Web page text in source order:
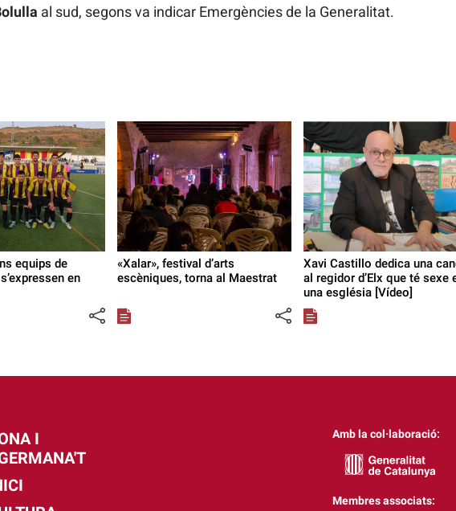
al sud, segons va indicar Emergències de la Generalitat.
equips de
en
«Xalar», festival d’arts
escèniques, torna al Maestrat
Xavi Castillo dedica una
al regidor d’Elx que té sexe
una església [Vídeo]
I
Amb la col·laboració:
Membres associats: